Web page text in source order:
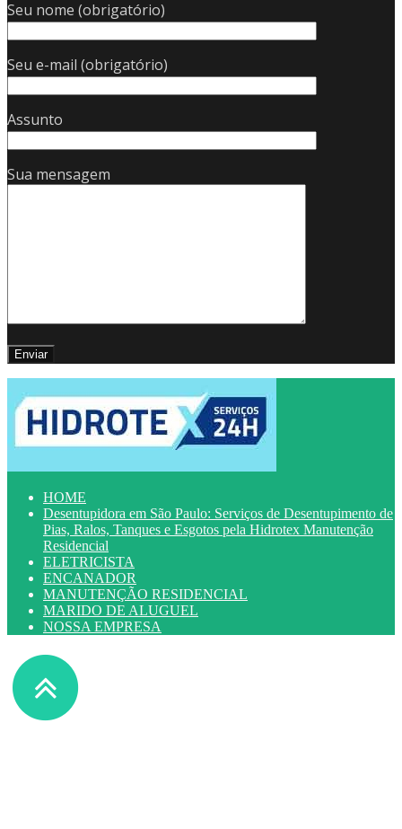
Seu nome (obrigatório)
Seu e-mail (obrigatório)
Assunto
Sua mensagem
HOME
Desentupidora em São Paulo: Serviços de Desentupimento de
Pias, Ralos, Tanques e Esgotos pela Hidrotex Manutenção
Residencial
ELETRICISTA
ENCANADOR
MANUTENÇÃO RESIDENCIAL
MARIDO DE ALUGUEL
NOSSA EMPRESA